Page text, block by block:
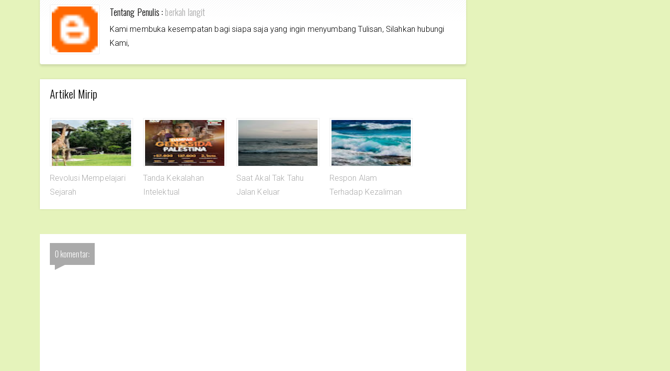
Tentang Penulis :berkah langit
Kami membuka kesempatan bagi siapa saja yang ingin menyumbang Tulisan, Silahkan hubungi
Kami,
Artikel Mirip
Revolusi Mempelajari
Sejarah
Tanda Kekalahan
Intelektual
Saat Akal Tak Tahu
Jalan Keluar
Respon Alam
Terhadap Kezaliman
0 komentar: